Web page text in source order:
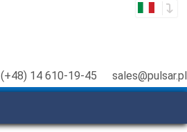
(+48) 14 610-19-45 sales@pulsar.pl